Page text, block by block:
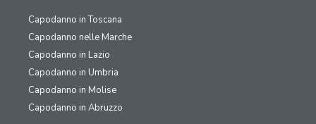
Capodanno in Toscana
Capodanno nelle Marche
Capodanno in Lazio
Capodanno in Umbria
Capodanno in Molise
Capodanno in Abruzzo